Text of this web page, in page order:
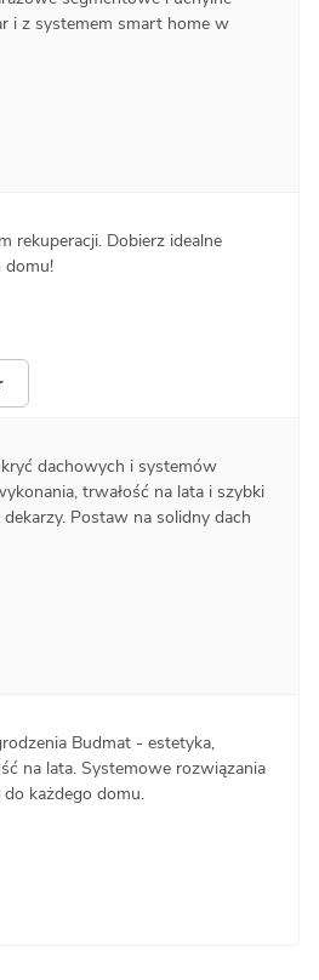
i z systemem smart home w
rekuperacji. Dobierz idealne
domu!
dachowych i systemów
trwałość na lata i szybki
Postaw na solidny dach
Budmat - estetyka,
na lata. Systemowe rozwiązania
każdego domu.